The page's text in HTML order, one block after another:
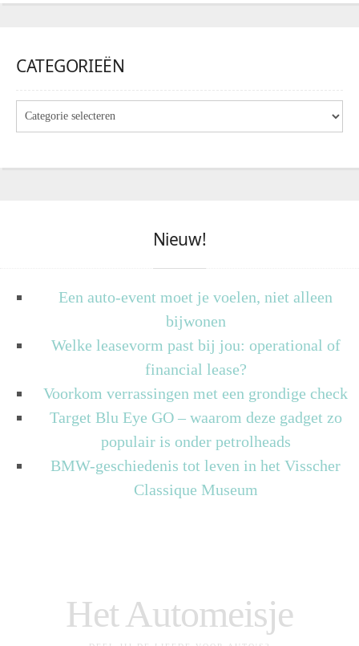
CATEGORIEËN
Nieuw!
Een auto-event moet je voelen, niet alleen
bijwonen
Welke leasevorm past bij jou: operational of
financial lease?
Voorkom verrassingen met een grondige check
Target Blu Eye GO – waarom deze gadget zo
populair is onder petrolheads
BMW-geschiedenis tot leven in het Visscher
Classique Museum
Het Automeisje